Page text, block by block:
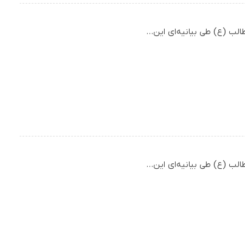
طالب (ع) طی بیانیه‌ای این…
طالب (ع) طی بیانیه‌ای این…